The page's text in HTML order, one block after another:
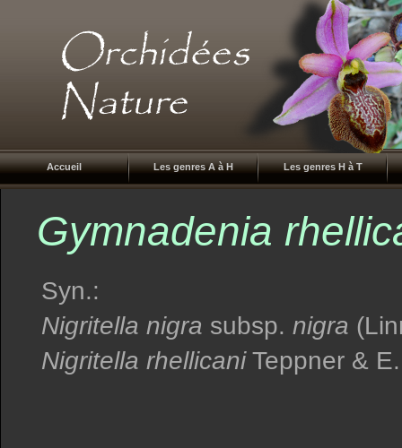
Accueil Les genres A à H Les genres H à T
Gymnadenia
Syn.:
Nigritella nigra subsp. nigra
Nigritella rhellicaniTeppner &